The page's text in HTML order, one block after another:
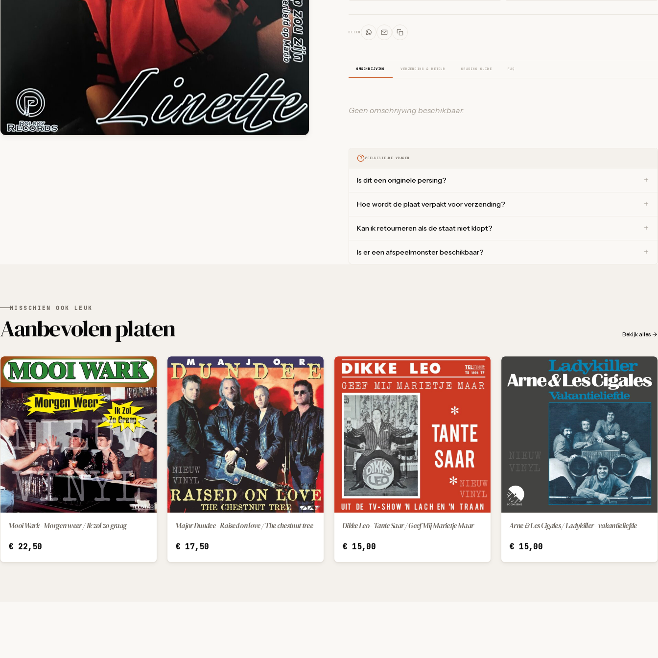
DELEN
OMSCHRIJVING VERZENDING & RETOUR GRADING GUIDE FAQ
Geen omschrijving beschikbaar.
VEELGESTELDE VRAGEN
Is dit een originele persing?
Hoe wordt de plaat verpakt voor verzending?
Kan ik retourneren als de staat niet klopt?
Is er een afspeelmonster beschikbaar?
MISSCHIEN OOK LEUK
Aanbevolen platen Bekijk alles
IN WINKELWAGEN
Mooi Wark - Morgen weer / Ik zol zo graag
€22,50
IN WINKELWAGEN
Major Dundee - Raised on love / The chestnut tree
€17,50
IN WINKELWAGEN
Dikke Leo - Tante Saar / Geef Mij Marietje Maar
€15,00
IN WINKELWAGEN
Arne & Les Cigales / Ladykiller - vakantieliefde
€15,00